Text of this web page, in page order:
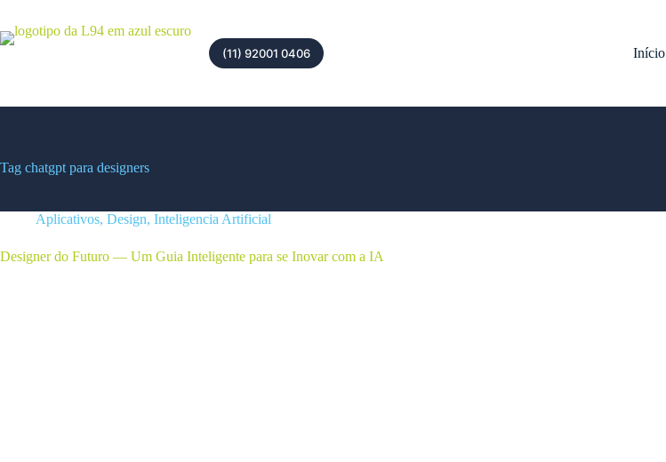
(11) 92001 0406 Início
Tag chatgpt para designers
Aplicativos, Design, Inteligencia Artificial
Designer do Futuro — Um Guia Inteligente para se Inovar com a IA